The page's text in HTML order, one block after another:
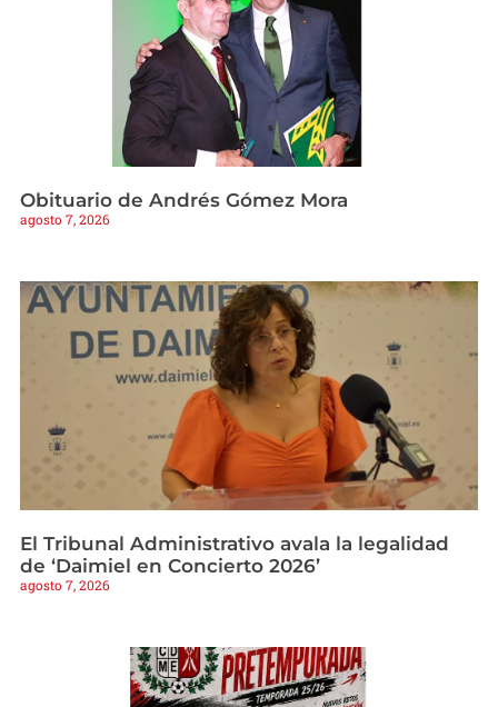
Obituario de Andrés Gómez Mora
agosto 7, 2026
El Tribunal Administrativo avala la legalidad
de ‘Daimiel en Concierto 2026’
agosto 7, 2026